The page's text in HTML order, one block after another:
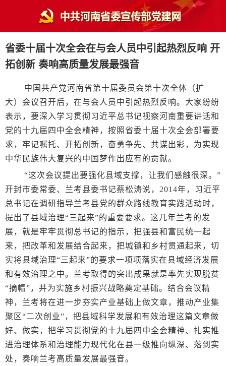
省委十届十次全会在与会人员中引起热烈反响 开
拓创新 奏响高质量发展最强音
中国共产党河南省第十届委员会第十次全体（扩
大）会议召开后，在与会人员中引起热烈反响。大家纷纷
表示，要深入学习贯彻习近平总书记视察河南重要讲话和
党的十九届四中全会精神，按照省委十届十次全会部署要
求，牢记嘱托、开拓创新，奋勇争先、共谋出彩，为实现
中华民族伟大复兴的中国梦作出应有的贡献。
“这次会议提出要强化县域支撑，让我们感触很深。”
开封市委常委、兰考县委书记蔡松涛说，2014年，习近平
总书记在调研指导兰考县党的群众路线教育实践活动时，
提出了县域治理“三起来”的重要要求。这几年兰考的发
展，就是牢牢贯彻总书记的指示，把强县和富民统一起
来，把改革和发展结合起来，把城镇和乡村贯通起来，切
实将县域治理“三起来”的要求一项项落实在县域经济发展
和有效治理之中。兰考取得的突出成果就是率先实现脱贫
“摘帽”，并为实施乡村振兴战略奠定基础。结合会议精
神，兰考将在进一步夯实产业基础上做文章，推动产业集
聚区“二次创业”，把县域科学发展和有效治理这篇文章做
好、做实，把学习贯彻党的十九届四中全会精神、扎实推
进治理体系和治理能力现代化在县一级推向纵深、落到实
处，奏响兰考高质量发展最强音。